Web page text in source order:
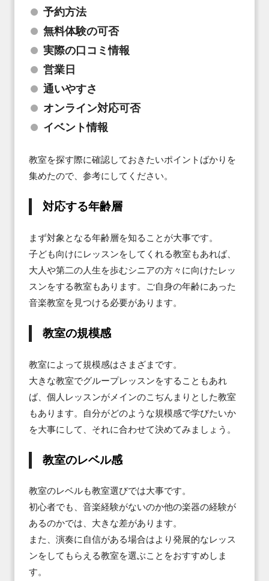
予約方法
無料体験の可否
実際の口コミ情報
営業日
通いやすさ
オンライン対応可否
イベント情報
教室を探す際に確認しておきたいポイントばかりを
集めたので、参考にしてください。
対応する年齢層
まず対象となる年齢層を知ることが大事です。
子ども向けにレッスンをしてくれる教室もあれば、
大人や第二の人生を歩むシニアの方々に向けたレッ
スンをする教室もあります。ご自身の年齢にあった
音楽教室を見つける必要があります。
教室の規模感
教室によって規模感はさまざまです。
大きな教室でグループレッスンをすることもあれ
ば、個人レッスンがメインのこぢんまりとした教室
もあります。自分がどのような規模感で学びたいか
を大事にして、それに合わせて決めてみましょう。
教室のレベル感
教室のレベルも教室選びでは大事です。
初心者でも、音楽経験がないのか他の楽器の経験が
あるのかでは、大きな差があります。
また、演奏に自信がある場合はより発展的なレッス
ンをしてもらえる教室を選ぶことをおすすめしま
す。